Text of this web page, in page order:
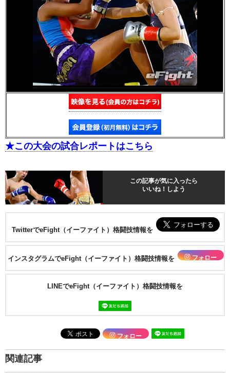
★この大会の試合レポートはこちら
この記事が気に入ったら
いいね！しよう
TwitterでeFight（イーファイト）格闘技情報を
インスタグラムでeFight（イーファイト）格闘技情報を フォロー
LINEでeFight（イーファイト）格闘技情報を
フォロー
関連記事